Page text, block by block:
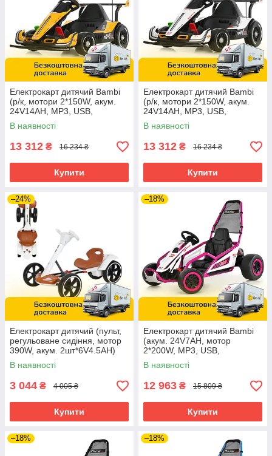
Електрокарт дитячий Bambi
(р/к, мотори 2*150W, акум.
24V14AH, MP3, USB,
BLUETOOTH) M 6322EBLR-6
Жовтий
В наявності
13 312 ₴ 16 234 ₴
Купити
Електрокарт дитячий Bambi
(р/к, мотори 2*150W, акум.
24V14AH, MP3, USB,
BLUETOOTH) M 6322EBLR-1
Білий
В наявності
13 312 ₴ 16 234 ₴
Купити
–24%
Електрокарт дитячий (пульт,
регульоване сидіння, мотор
390W, акум. 2шт*6V4.5AH)
KT-001L Біло-коричневий
В наявності
3 044 ₴ 4 005 ₴
Купити
–18%
Електрокарт дитячий Bambi
(акум. 24V7AH, мотор
2*200W, MP3, USB,
BLUETOOTH) M 6374EL-
8(24V) Рожевий
В наявності
12 963 ₴ 15 809 ₴
Купити
–18% –18%